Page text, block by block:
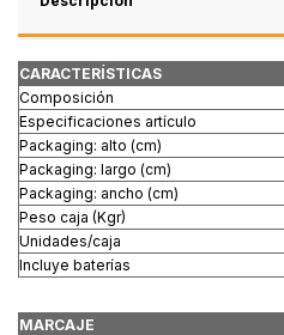
CARACTERÍSTICAS
Composición
Especificaciones artículo
Packaging: alto (cm)
Packaging: largo (cm)
Packaging: ancho (cm)
Peso caja (Kgr)
Unidades/caja
Incluye baterías
MARCAJE